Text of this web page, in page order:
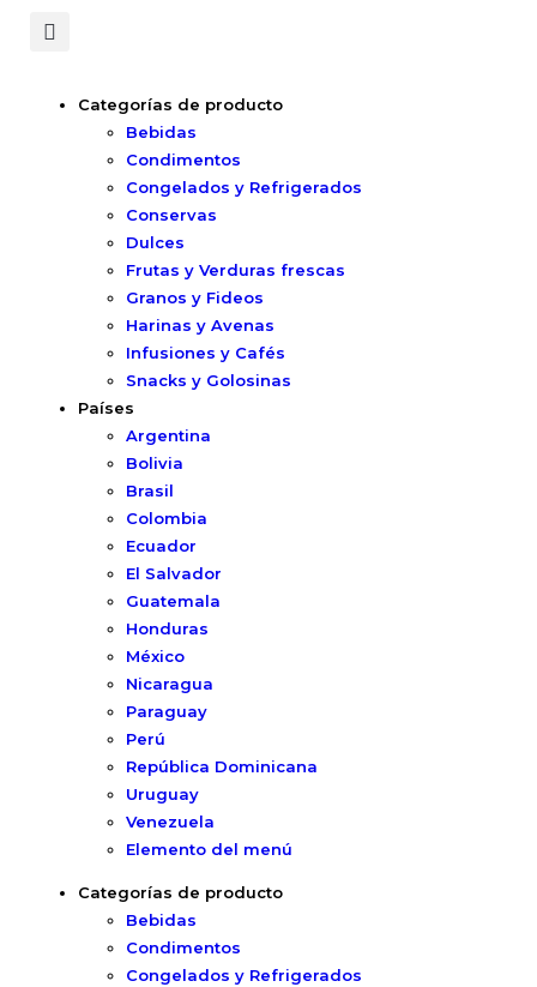
Categorías de producto
Bebidas
Condimentos
Congelados y Refrigerados
Conservas
Dulces
Frutas y Verduras frescas
Granos y Fideos
Harinas y Avenas
Infusiones y Cafés
Snacks y Golosinas
Países
Argentina
Bolivia
Brasil
Colombia
Ecuador
El Salvador
Guatemala
Honduras
México
Nicaragua
Paraguay
Perú
República Dominicana
Uruguay
Venezuela
Elemento del menú
Categorías de producto
Bebidas
Condimentos
Congelados y Refrigerados